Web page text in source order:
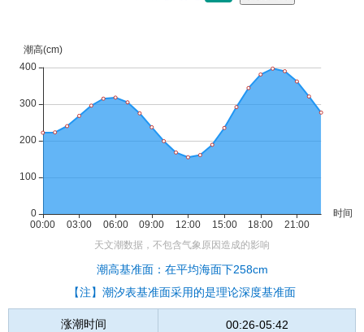
潮高基准面：在平均海面下258cm
【注】潮汐表基准面采用的是理论深度基准面
涨潮时间 00:26-05:42